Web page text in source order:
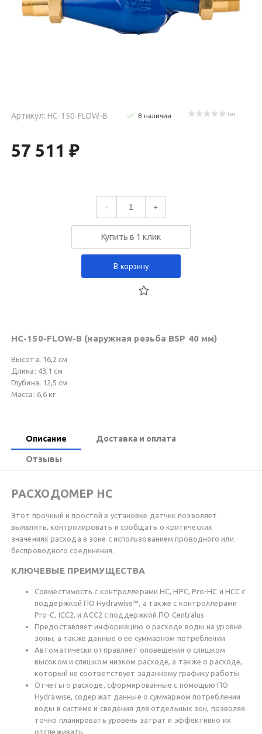
Артикул: HC-150-FLOW-B В наличии ( 0 )
57 511 ₽
- +
Купить в 1 клик
В корзину
HC-150-FLOW-B (наружная резьба BSP 40 мм)
Высота: 16,2 см
Длина: 43,1 см
Глубина: 12,5 см
Масса: 6,6 кг
Описание Доставка и оплата
Отзывы
РАСХОДОМЕР HC
Этот прочный и простой в установке датчик позволяет
выявлять, контролировать и сообщать о критических
значениях расхода в зоне с использованием проводного или
беспроводного соединения.
КЛЮЧЕВЫЕ ПРЕИМУЩЕСТВА
Совместимость с контроллерами HC, HPC, Pro-HC и HCC с
поддержкой ПО Hydrawise™, а также с контроллерами
Pro-C, ICC2, и ACC2 с поддержкой ПО Centralus
Предоставляет информацию о расходе воды на уровне
зоны, а также данные о ее суммарном потреблении
Автоматически отправляет оповещения о слишком
высоком и слишком низком расходе, а также о расходе,
который не соответствует заданному графику работы
Отчеты о расходе, сформированные с помощью ПО
Hydrawise, содержат данные о суммарном потреблении
воды в системе и сведения для отдельных зон, позволяя
точно планировать уровень затрат и эффективно их
отслеживать